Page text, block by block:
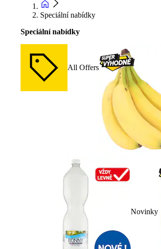
Speciální nabídky
Speciální nabídky
All Offers
Novinky